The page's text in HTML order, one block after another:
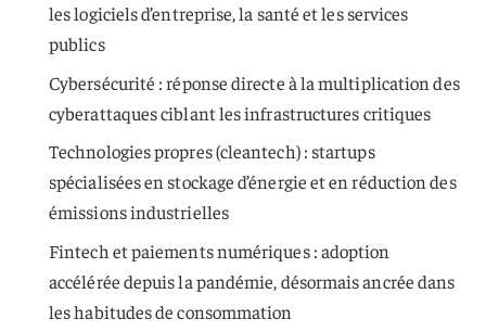
les logiciels d’entreprise, la santé et les services
publics
Cybersécurité : réponse directe à la multiplication des
cyberattaques ciblant les infrastructures critiques
Technologies propres (cleantech) : startups
spécialisées en stockage d’énergie et en réduction des
émissions industrielles
Fintech et paiements numériques : adoption
accélérée depuis la pandémie, désormais ancrée dans
les habitudes de consommation